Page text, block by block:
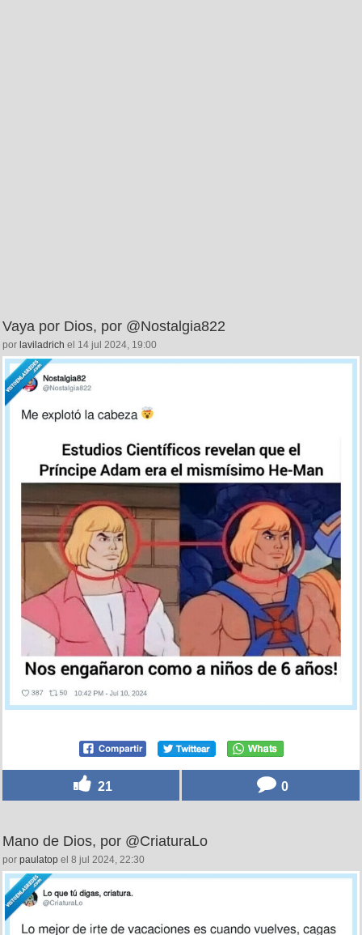
Vaya por Dios, por @Nostalgia822
por laviladrich el 14 jul 2024, 19:00
21 0
Mano de Dios, por @CriaturaLo
por paulatop el 8 jul 2024, 22:30